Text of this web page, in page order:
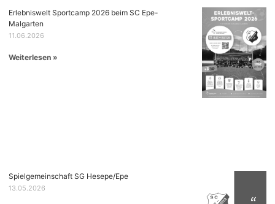
Erlebniswelt Sportcamp 2026 beim SC Epe-
Malgarten
11.06.2026
Weiterlesen »
Spielgemeinschaft SG Hesepe/Epe
13.05.2026